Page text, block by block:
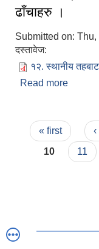
ढाँचाहरु ।
Submitted on: Thu,
दस्तावेज:
१२. स्थानीय
Read more
Pages
« first
10
11